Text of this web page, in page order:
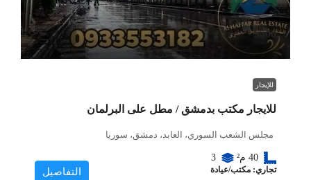
$500
للإيجار
للايجار مكتب بدمشق / مطل على البرلمان
مجلس الشعب السوري، العابد، دمشق، سوريا
40 م² 3
تجاري: مكتب/عيادة التفاصيل